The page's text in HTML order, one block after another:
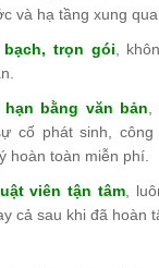
và hạ tầng xung
trọn gói ,
bằng văn bản
cố phát sinh,
hoàn toàn miễn phí.
viên tận tâm ,
cả sau khi đã hoàn